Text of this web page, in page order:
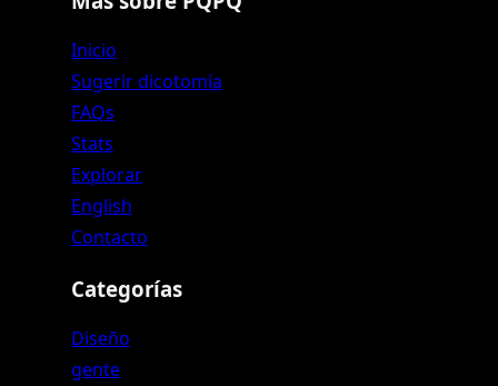
Inicio
Sugerir dicotomía
FAQs
Stats
Explorar
English
Contacto
Categorías
Diseño
gente